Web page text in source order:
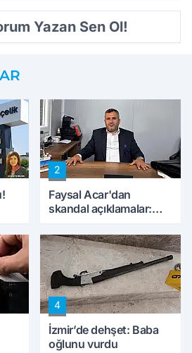
Yazan Sen Ol!
2
Faysal Acar'dan
skandal açıklamalar:
peynircilerimizi de
kıskaca aldı, müdahale
ettik'
4
İzmir’de dehşet: Baba
oğlunu vurdu